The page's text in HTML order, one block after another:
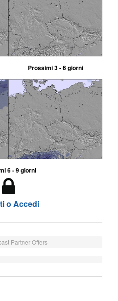
Prossimi 3 - 6 giorni
6 - 9 giorni
o Accedi
Partner Offers